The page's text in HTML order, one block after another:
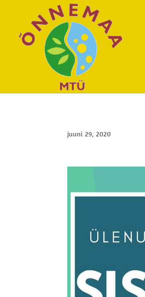
juuni 29, 2020